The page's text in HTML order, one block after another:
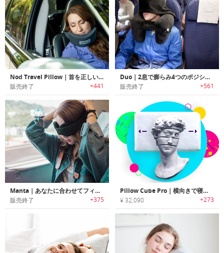
Nod Travel Pillow｜首を正しいポジションにキープするトラバルピロー「ノッドポッド」
販売終了 +441
Duo｜2息で膨らみ4つのポジションを提供するトラベルピロー「デュオ」
販売終了 +561
Manta｜あなたに合わせてフィットし光を完全に遮断する睡眠マスク「マンタ」
販売終了 +375
Pillow Cube Pro｜横向きで寝る人向けにデザインされたサポートピロー「ピローキューブプロ」
¥ 32,090 +273